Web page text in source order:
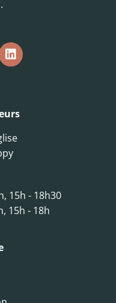
15h - 18h30
15h - 18h